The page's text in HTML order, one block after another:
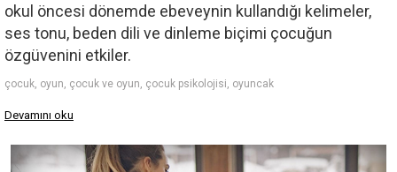
okul öncesi dönemde ebeveynin kullandığı kelimeler,
ses tonu, beden dili ve dinleme biçimi çocuğun
özgüvenini etkiler.
çocuk, oyun, çocuk ve oyun, çocuk psikolojisi, oyuncak
Devamını oku